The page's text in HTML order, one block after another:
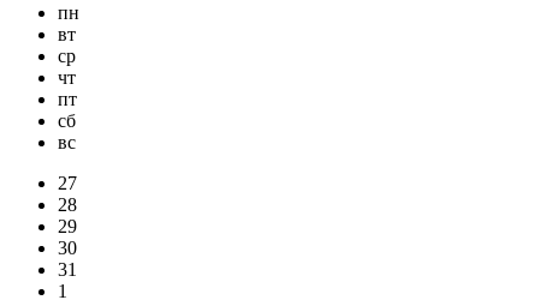
пн
вт
ср
чт
пт
сб
вс
27
28
29
30
31
1